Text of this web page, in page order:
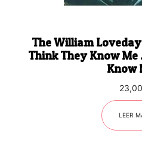
The William
Think They Know Me
Know
23,00
LEER